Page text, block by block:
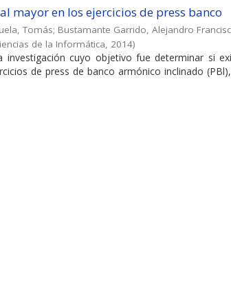
mayor en los ejercicios de press banco
Tomás; Bustamante Garrido, Alejandro
de la Informática, 2014)
cuyo objetivo fue determinar si
de press de banco armónico inclinado